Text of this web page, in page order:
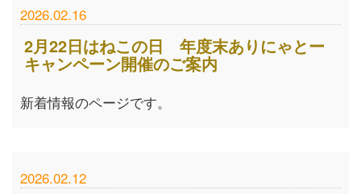
2026.02.16
2月22日はねこの日 年度末ありにゃとー
キャンペーン開催のご案内
新着情報のページです。
2026.02.12